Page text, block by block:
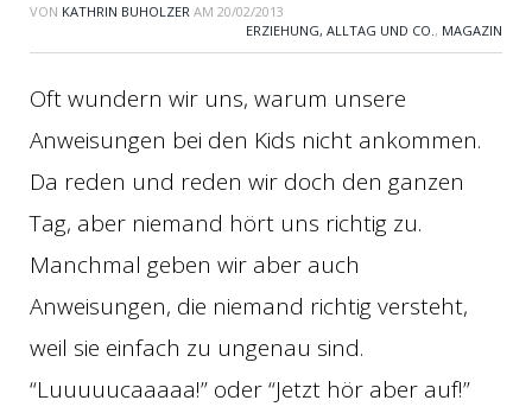
VON KATHRIN BUHOLZER AM 20/02/2013
ERZIEHUNG, ALLTAG UND CO. , MAGAZIN
Oft wundern wir uns, warum unsere
Anweisungen bei den Kids nicht ankommen.
Da reden und reden wir doch den ganzen
Tag, aber niemand hört uns richtig zu.
Manchmal geben wir aber auch
Anweisungen, die niemand richtig versteht,
weil sie einfach zu ungenau sind.
“Luuuuucaaaaa!” oder “Jetzt hör aber auf!”